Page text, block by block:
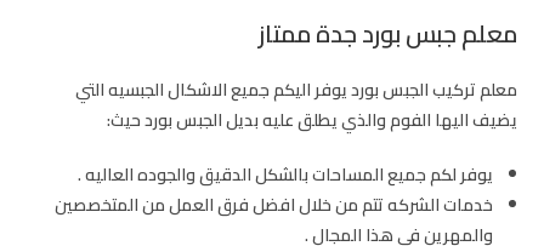
معلم جبس بورد جدة ممتاز
معلم تركيب الجبس بورد يوفر اليكم جميع الاشكال الجبسيه التي
يضيف اليها الفوم والذي يطلق عليه بديل الجبس بورد حيث:
يوفر لكم جميع المساحات بالشكل الدقيق والجوده العاليه .
خدمات الشركه تتم من خلال افضل فرق العمل من المتخصصين
والمهرين في هذا المجال .